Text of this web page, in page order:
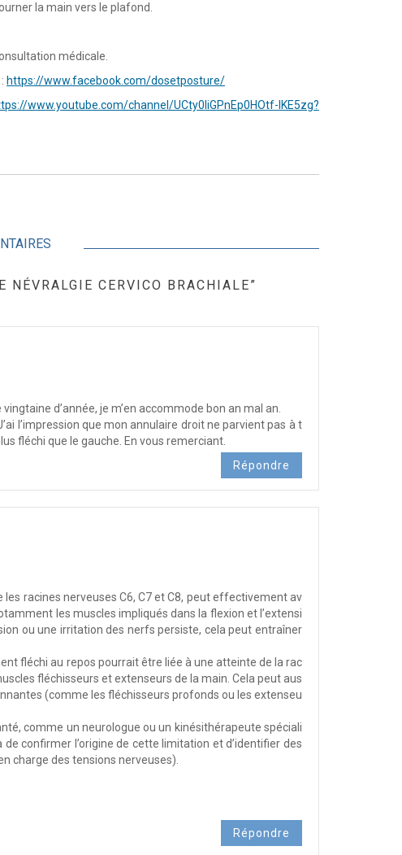
la main vers le plafond.
médicale.
https://www.facebook.com/dosetposture/
www.youtube.com/channel/UCty0liGPnEp0HOtf-lKE5zg?
NÉVRALGIE CERVICO BRACHIALE”
d’année, je m’en accommode bon an mal an.
l’impression que mon annulaire droit ne parvient pas à t
fléchi que le gauche. En vous remerciant.
Répondre
racines nerveuses C6, C7 et C8, peut effectivement av
les muscles impliqués dans la flexion et l’extensi
ou une irritation des nerfs persiste, cela peut entraîner
fléchi au repos pourrait être liée à une atteinte de la rac
fléchisseurs et extenseurs de la main. Cela peut aus
(comme les fléchisseurs profonds ou les extenseu
comme un neurologue ou un kinésithérapeute spéciali
confirmer l’origine de cette limitation et d’identifier des
charge des tensions nerveuses).
Répondre